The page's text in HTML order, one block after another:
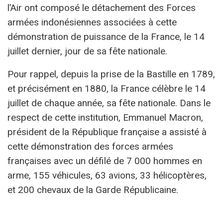
l’Air ont composé le détachement des Forces
armées indonésiennes associées à cette
démonstration de puissance de la France, le 14
juillet dernier, jour de sa fête nationale.
Pour rappel, depuis la prise de la Bastille en 1789,
et précisément en 1880, la France célèbre le 14
juillet de chaque année, sa fête nationale. Dans le
respect de cette institution, Emmanuel Macron,
président de la République française a assisté à
cette démonstration des forces armées
françaises avec un défilé de 7 000 hommes en
arme, 155 véhicules, 63 avions, 33 hélicoptères,
et 200 chevaux de la Garde Républicaine.